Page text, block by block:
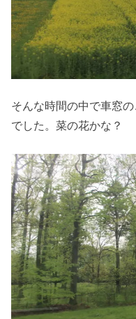
そんな時間の中で車窓
でした。菜の花かな？